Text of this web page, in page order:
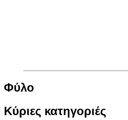
Φύλο
Κύριες κατηγοριές